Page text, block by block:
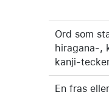
Ord som
hiragana-,
kanji-
En fras